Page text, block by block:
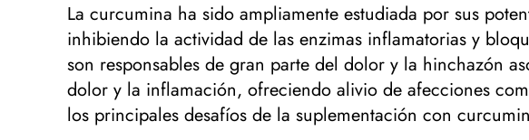
La curcumina ha sido ampliamente estudiada por sus
inhibiendo la actividad de las enzimas inflamatorias y
son responsables de gran parte del dolor y la hinchazón
dolor y la inflamación, ofreciendo alivio de afecciones
los principales desafíos de la suplementación con